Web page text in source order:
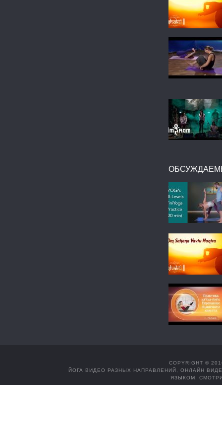
COPYRIGHT ©
ЙОГА ВИДЕО РАЗНЫХ НАПРАВЛЕНИЙ, ОНЛАЙН
ЯЗЫКОМ.